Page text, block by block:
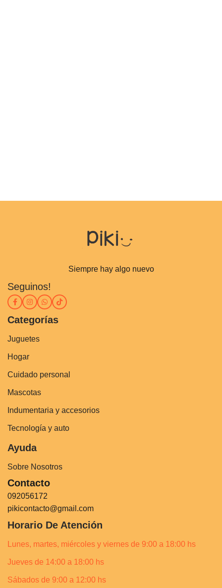
Siempre hay algo nuevo
Seguinos!
Categorías
Juguetes
Hogar
Cuidado personal
Mascotas
Indumentaria y accesorios
Tecnología y auto
Ayuda
Sobre Nosotros
Contacto
092056172
pikicontacto@gmail.com
Horario De Atención
Lunes, martes, miércoles y viernes de 9:00 a 18:00 hs
Jueves de 14:00 a 18:00 hs
Sábados de 9:00 a 12:00 hs